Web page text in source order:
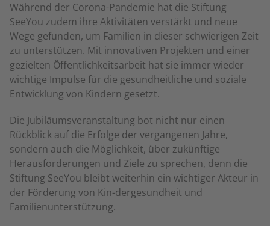
Während der Corona-Pandemie hat die Stiftung
SeeYou zudem ihre Aktivitäten verstärkt und neue
Wege gefunden, um Familien in dieser schwierigen Zeit
zu unterstützen. Mit innovativen Projekten und einer
gezielten Öffentlichkeitsarbeit hat sie immer wieder
wichtige Impulse für die gesundheitliche und soziale
Entwicklung von Kindern gesetzt.
Die Jubiläumsveranstaltung bot nicht nur einen
Rückblick auf die Erfolge der vergangenen Jahre,
sondern auch die Möglichkeit, über zukünftige
Herausforderungen und Ziele zu sprechen, denn die
Stiftung SeeYou bleibt weiterhin ein wichtiger Akteur in
der Förderung von Kin-dergesundheit und
Familienunterstützung.